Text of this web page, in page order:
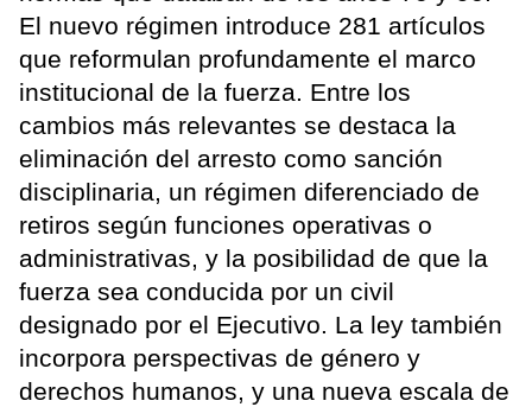
El nuevo régimen introduce 281 artículos
que reformulan profundamente el marco
institucional de la fuerza. Entre los
cambios más relevantes se destaca la
eliminación del arresto como sanción
disciplinaria, un régimen diferenciado de
retiros según funciones operativas o
administrativas, y la posibilidad de que la
fuerza sea conducida por un civil
designado por el Ejecutivo. La ley también
incorpora perspectivas de género y
derechos humanos, y una nueva escala de